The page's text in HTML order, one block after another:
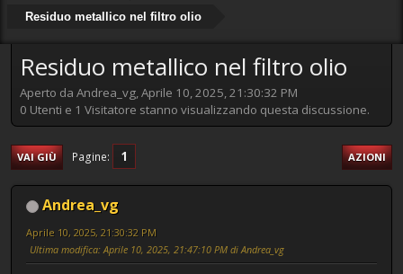
Residuo metallico nel filtro olio
Residuo metallico nel filtro olio
Aperto da Andrea_vg, Aprile 10, 2025, 21:30:32 PM
0 Utenti e 1 Visitatore stanno visualizzando questa discussione.
VAI GIÙ Pagine 1 AZIONI
Andrea_vg
Aprile 10, 2025, 21:30:32 PM
Ultima modifica: Aprile 10, 2025, 21:47:10 PM di Andrea_vg